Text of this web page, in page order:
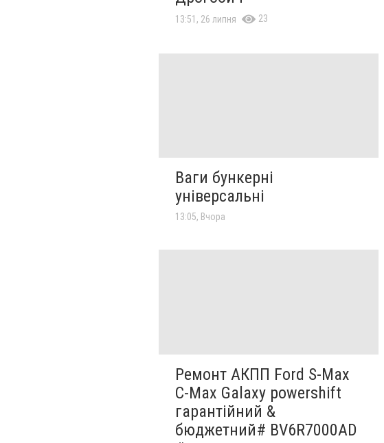
13:51, 26 липня 23
Ваги бункерні
універсальні
13:05, Вчора
Ремонт АКПП Ford S-Max
C-Max Galaxy powershift
гарантійний &
бюджетний# BV6R7000AD